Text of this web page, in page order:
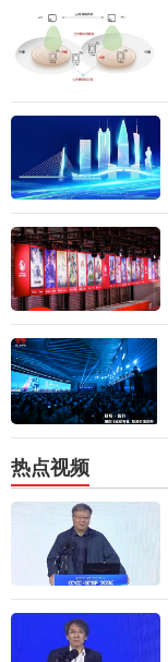
热点视频